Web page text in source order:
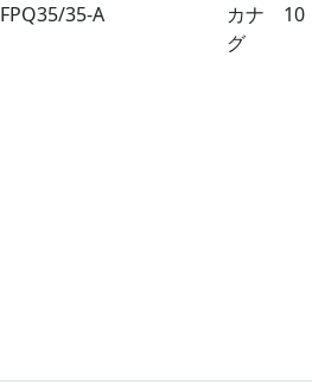
FPQ35/35-A
カナ
グ
10